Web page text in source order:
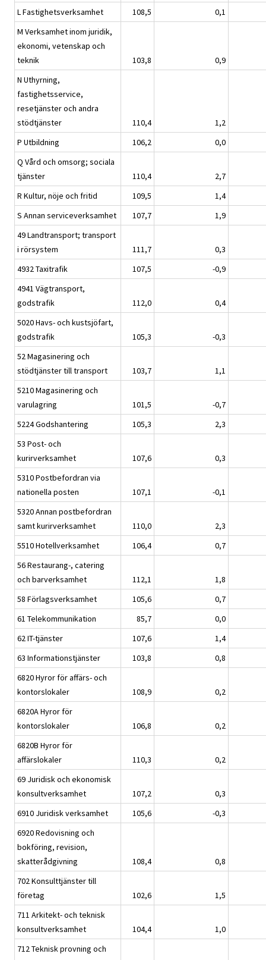
L Fastighetsverksamhet
108,5
0,1
M Verksamhet inom juridik,
ekonomi, vetenskap och
teknik
103,8
0,9
N Uthyrning,
fastighetsservice,
resetjänster och andra
stödtjänster
110,4
1,2
P Utbildning
106,2
0,0
Q Vård och omsorg; sociala
tjänster
110,4
2,7
R Kultur, nöje och fritid
109,5
1,4
S Annan serviceverksamhet
107,7
1,9
49 Landtransport; transport
i rörsystem
111,7
0,3
4932 Taxitrafik
107,5
-0,9
4941 Vägtransport,
godstrafik
112,0
0,4
5020 Havs- och kustsjöfart,
godstrafik
105,3
-0,3
52 Magasinering och
stödtjänster till transport
103,7
1,1
5210 Magasinering och
varulagring
101,5
-0,7
5224 Godshantering
105,3
2,3
53 Post- och
kurirverksamhet
107,6
0,3
5310 Postbefordran via
nationella posten
107,1
-0,1
5320 Annan postbefordran
samt kurirverksamhet
110,0
2,3
5510 Hotellverksamhet
106,4
0,7
56 Restaurang-, catering
och barverksamhet
112,1
1,8
58 Förlagsverksamhet
105,6
0,7
61 Telekommunikation
85,7
0,0
62 IT-tjänster
107,6
1,4
63 Informationstjänster
103,8
0,8
6820 Hyror för affärs- och
kontorslokaler
108,9
0,2
6820A Hyror för
kontorslokaler
106,8
0,2
6820B Hyror för
affärslokaler
110,3
0,2
69 Juridisk och ekonomisk
konsultverksamhet
107,2
0,3
6910 Juridisk verksamhet
105,6
-0,3
6920 Redovisning och
bokföring, revision,
skatterådgivning
108,4
0,8
702 Konsulttjänster till
företag
102,6
1,5
711 Arkitekt- och teknisk
konsultverksamhet
104,4
1,0
712 Teknisk provning och